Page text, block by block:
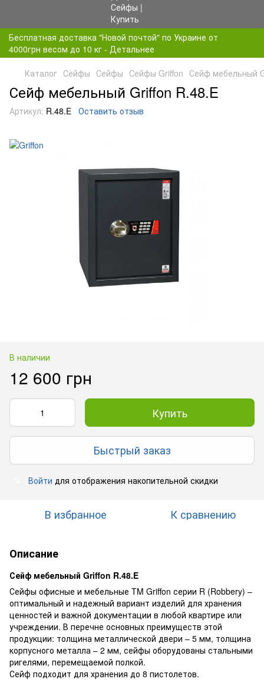
Бесплатная доставка "Новой почтой" по Украине от
4000грн весом до 10 кг - Детальнее
Каталог Сейфы Сейфы Сейфы Griffon Сейф мебельный
Сейф мебельный Griffon R.48.E
Артикул: R.48.E Оставить отзыв
В наличии
12 600 грн
Купить
Быстрый заказ
Войти для отображения накопительной скидки
В избранное К сравнению
Описание
Сейф мебельный Griffon R.48.E
Сейфы офисные и мебельные TM Griffon серии R (Robbery) –
оптимальный и надежный вариант изделий для хранения
ценностей и важной документации в любой квартире или
учреждении. В перечне основных преимуществ этой
продукции: толщина металлической двери – 5 мм, толщина
корпусного металла – 2 мм, сейфы оборудованы стальными
ригелями, перемещаемой полкой.
Сейф подходит для хранения до 8 пистолетов.